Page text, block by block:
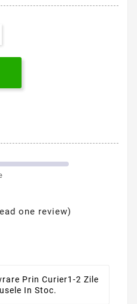
one review)
Prin Curier1-2 Zile
In Stoc.